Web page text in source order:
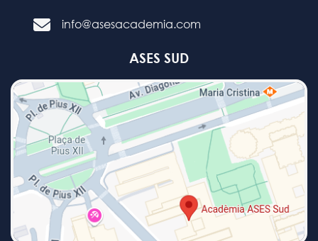
info@asesacademia.com
ASES SUD